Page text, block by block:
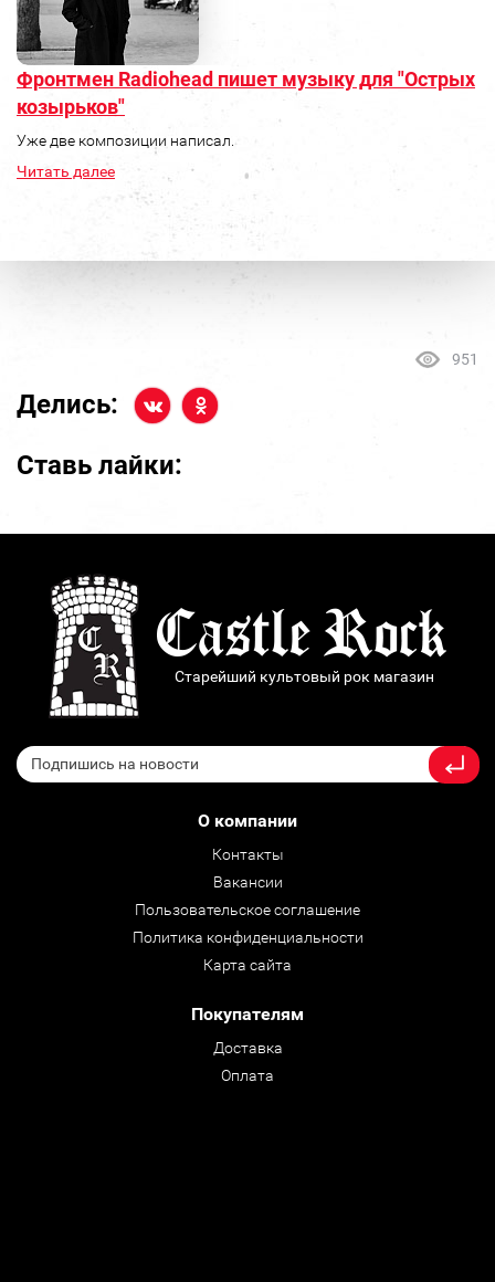
Фронтмен Radiohead пишет музыку для "Острых
козырьков"
Уже две композиции написал.
Читать далее
951
Делись:
Ставь лайки:
Старейший культовый рок магазин
О компании
Контакты
Вакансии
Пользовательское соглашение
Политика конфиденциальности
Карта сайта
Покупателям
Доставка
Оплата